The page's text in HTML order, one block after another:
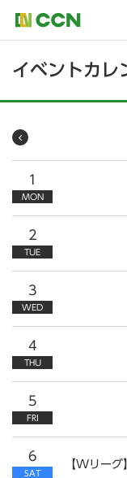
イベントカレ
1
MON
2
TUE
3
WED
4
THU
5
FRI
6
SAT
【Wリー